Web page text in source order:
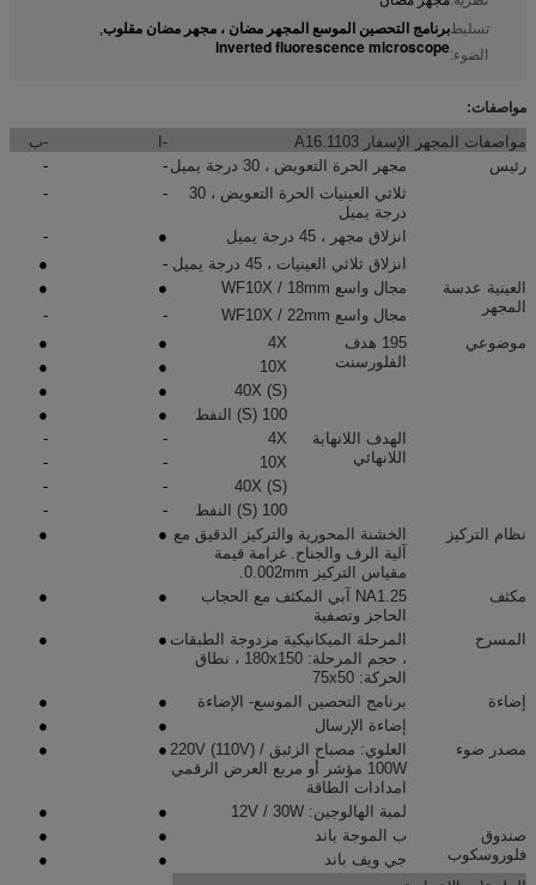
تسليط
الضوء:
برنامج التحصين الموسع المجهر مضان ، مجهر مضان مقلوب,
inverted fluorescence microscope
مواصفات:
مواصفات المجهر الإسفار A16.1103 -ا
-ب
رئيس
مجهر الحرة التعويض ، 30 درجة يميل -
-
ثلاثي العينيات الحرة التعويض ، 30
درجة يميل
-
-
انزلاق مجهر ، 45 درجة يميل ●
-
انزلاق ثلاثي العينيات ، 45 درجة يميل
-
●
العينية عدسة
المجهر
مجال واسع WF10X / 18mm ●
●
مجال واسع WF10X / 22mm
-
-
موضوعي
195 هدف
الفلورسنت
4X
●
●
10X
●
●
40X (S)
●
●
100 (S) النفط
●
●
الهدف اللانهاية
اللانهائي
4X
-
-
10X
-
-
40X (S)
-
-
100 (S) النفط
-
-
نظام التركيز
الخشنة المحورية والتركيز الدقيق مع
آلية الرف والجناح. غرامة قيمة
مقياس التركيز 0.002mm.
●
●
مكثف
NA1.25 آبي المكثف مع الحجاب
الحاجز وتصفية
●
●
المسرح
المرحلة الميكانيكية مزدوجة الطبقات
، حجم المرحلة: 180x150 ، نطاق
الحركة: 75x50
●
●
إضاءة برنامج التحصين الموسع- الإضاءة ●
●
إضاءة الإرسال
●
●
مصدر ضوء
العلوي: مصباح الزئبق 220V (110V) /
100W مؤشر أو مربع العرض الرقمي
امدادات الطاقة
●
●
لمبة الهالوجين: 12V / 30W ●
●
صندوق
فلوروسكوب
ب الموجة باند ●
●
جي ويف باند
●
●